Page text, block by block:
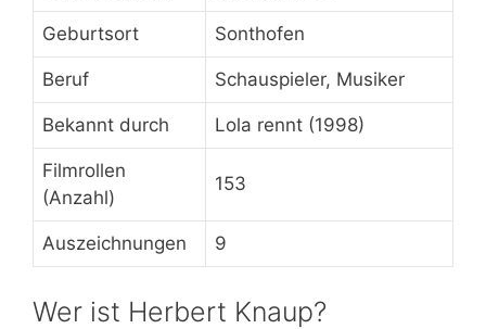
Geburtsort Sonthofen
Beruf Schauspieler, Musiker
Bekannt durch Lola rennt (1998)
Filmrollen
(Anzahl)
153
Auszeichnungen 9
Wer ist Herbert Knaup?